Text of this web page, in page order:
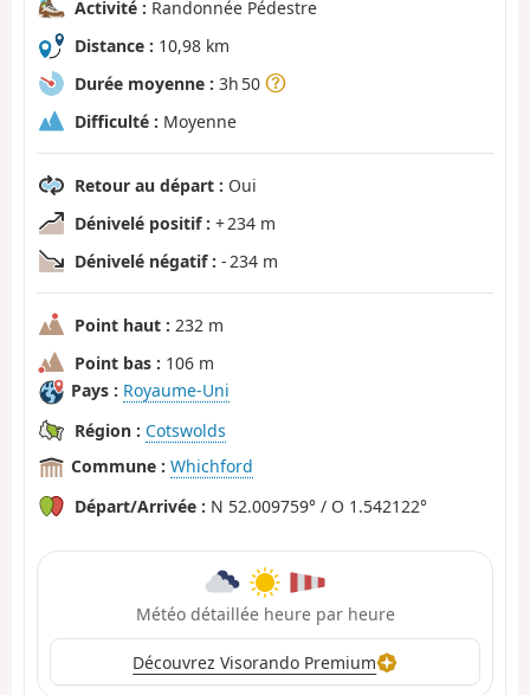
Activité : Randonnée Pédestre
Distance : 10,98 km
Durée moyenne : 3h 50
Difficulté : Moyenne
Retour au départ : Oui
Dénivelé positif : + 234 m
Dénivelé négatif : - 234 m
Point haut : 232 m
Point bas : 106 m
Pays : Royaume-Uni
Région : Cotswolds
Commune : Whichford
Départ/Arrivée : N 52.009759° / O 1.542122°
Météo détaillée heure par heure
Découvrez Visorando Premium